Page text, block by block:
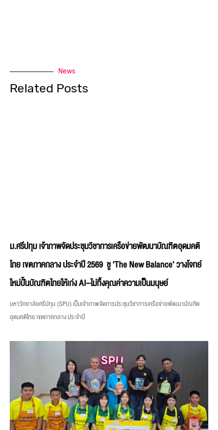
News
Related Posts
ม.ศรีปทุม เจ้าภาพจัดประชุมวิชาการเครือข่ายพัฒนาบัณฑิตอุดมคติ
ไทย เขตภาคกลาง ประจำปี 2569 ชู ‘The New Balance’ วางโจทย์
ใหม่ปั้นบัณฑิตไทยให้เก่ง AI–ไม่ทิ้งคุณค่าความเป็นมนุษย์
มหาวิทยาลัยศรีปทุม (SPU) เป็นเจ้าภาพจัดการประชุมวิชาการเครือข่ายพัฒนาบัณฑิต
อุดมคติไทย เขตภาคกลาง ประจำปี